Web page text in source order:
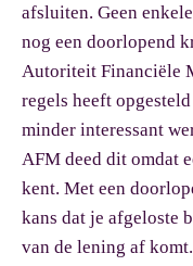
afsluiten. Geen
nog een doorlopend
Autoriteit Financiële
regels heeft
minder interessant
AFM deed dit omdat
kent. Met een
kans dat je afgeloste
van de lening af komt.